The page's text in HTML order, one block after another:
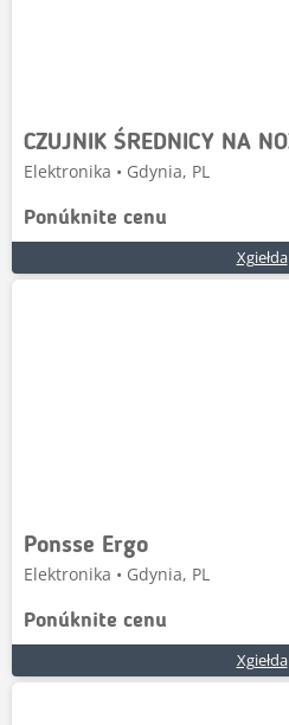
Elektronika • Gdynia, PL
Ponúknite cenu
Xgiełda
Ponsse Ergo
Elektronika • Gdynia, PL
Ponúknite cenu
Xgiełda